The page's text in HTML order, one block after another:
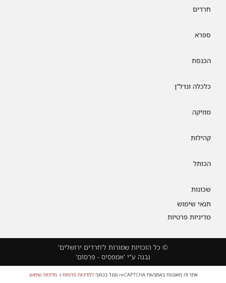
חרדים
ספרא
הכנסת
כלכלה ונדל"ן
מוזיקה
קהילות
הכותל
שכונות
תנאי שימוש
מדיניות פרטיות
© כל הזכויות שמורות ל'חרדים ירושלים'
נבנה ע"י 'אמפסיס - פרסום'
אתר זה מאובטח באמצעות reCAPTCHA וגוגל בכפוף למדיניות פרטיות ו-מדיניות שימוש.